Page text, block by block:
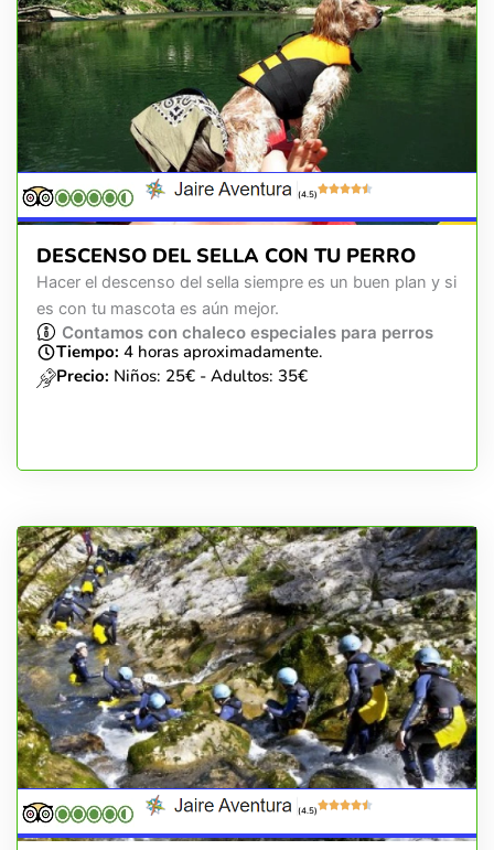
(4.5)
DESCENSO DEL SELLA CON TU PERRO
Hacer el descenso del sella siempre es un buen plan y si
es con tu mascota es aún mejor.
Contamos con chaleco especiales para perros
Tiempo: 4 horas aproximadamente.
Precio: Niños: 25€ - Adultos: 35€
(4.5)